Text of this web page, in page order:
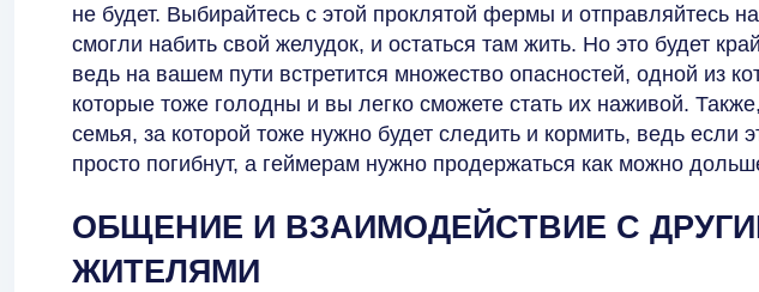
не будет. Выбирайтесь с этой проклятой фермы и отправляйтесь
смогли набить свой желудок, и остаться там жить. Но это будет
ведь на вашем пути встретится множество опасностей, одной из
которые тоже голодны и вы легко сможете стать их наживой.
семья, за которой тоже нужно будет следить и кормить, ведь если
просто погибнут, а геймерам нужно продержаться как можно
ОБЩЕНИЕ И ВЗАИМОДЕЙСТВИЕ С
ЖИТЕЛЯМИ